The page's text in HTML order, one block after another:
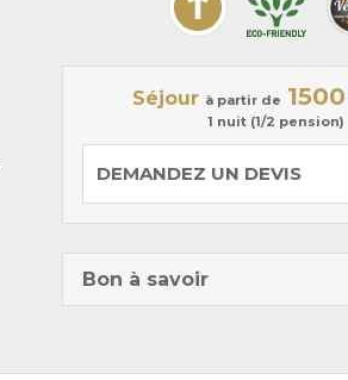
Séjour à partir de
1 nuit (1/2 pension)
DEMANDEZ UN DEVIS
Bon à savoir